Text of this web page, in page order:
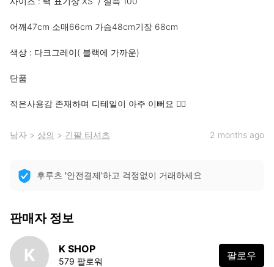
어깨47cm 소매66cm 가슴48cm기장 68cm
색상 : 다크그레이( 블랙에 가까운)
단품
적은사용감 존재하며 디테일이 아주 이뻐요 👍🏻
남자 > 상의 > 긴팔 티셔츠 2 months ago
후루츠 '안전결제'하고 걱정없이 거래하세요
판매자 정보
K K SHOP
579 팔로워 팔로우